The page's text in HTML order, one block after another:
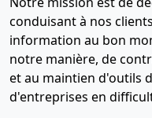
conduisant à nos
information au bon
notre manière, de
et au maintien d'outils
d'entreprises en